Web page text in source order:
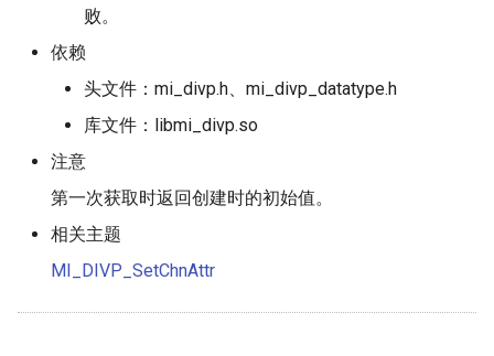
败。
依赖
头文件：mi_divp.h、mi_divp_datatype.h
库文件：libmi_divp.so
注意
第一次获取时返回创建时的初始值。
相关主题
MI_DIVP_SetChnAttr